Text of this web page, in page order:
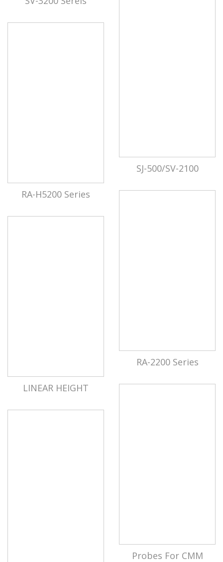
SJ-500/SV-2100
RA-H5200 Series
RA-2200 Series
LINEAR HEIGHT
Probes For CMM